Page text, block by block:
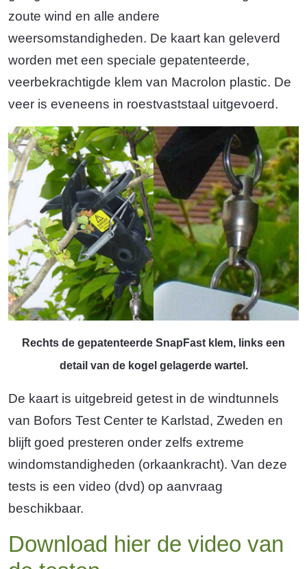
zoute wind en alle andere
weersomstandigheden. De kaart kan geleverd
worden met een speciale gepatenteerde,
veerbekrachtigde klem van Macrolon plastic. De
veer is eveneens in roestvaststaal uitgevoerd.
Rechts de gepatenteerde SnapFast klem, links een
detail van de kogel gelagerde wartel.
De kaart is uitgebreid getest in de windtunnels
van Bofors Test Center te Karlstad, Zweden en
blijft goed presteren onder zelfs extreme
windomstandigheden (orkaankracht). Van deze
tests is een video (dvd) op aanvraag
beschikbaar.
Download hier de video van